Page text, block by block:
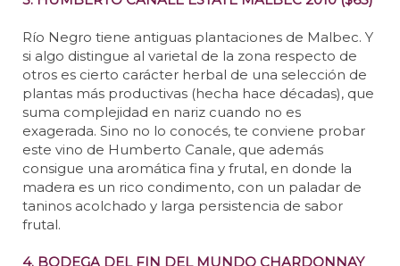
Río Negro tiene antiguas plantaciones de Malbec. Y
si algo distingue al varietal de la zona respecto de
otros es cierto carácter herbal de una selección de
plantas más productivas (hecha hace décadas), que
suma complejidad en nariz cuando no es
exagerada. Sino no lo conocés, te conviene probar
este vino de Humberto Canale, que además
consigue una aromática fina y frutal, en donde la
madera es un rico condimento, con un paladar de
taninos acolchado y larga persistencia de sabor
frutal.
4. BODEGA DEL FIN DEL MUNDO CHARDONNAY